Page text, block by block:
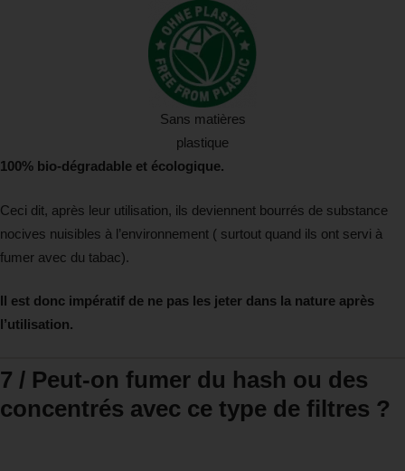
Sans matières
plastique
100% bio-dégradable et écologique.
Ceci dit, après leur utilisation, ils deviennent bourrés de substance
nocives nuisibles à l’environnement ( surtout quand ils ont servi à
fumer avec du tabac).
Il est donc impératif de ne pas les jeter dans la nature après
l’utilisation.
7 / Peut-on fumer du hash ou des
concentrés avec ce type de filtres ?